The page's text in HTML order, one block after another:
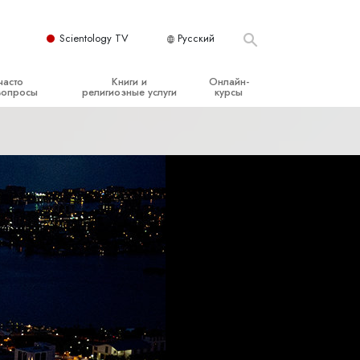
Scientology TV Русский
Книги и
религиозные услуги
Вводные лекции
Вводные фильмы
Начальные религиозные услуги
Онлайн-
курсы
Компоненты понимания
Как противостоять опасному
окружению
Помощь при болезнях и травмах
Шкала эмоциональных тонов